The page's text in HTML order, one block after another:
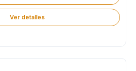
Ver detalles